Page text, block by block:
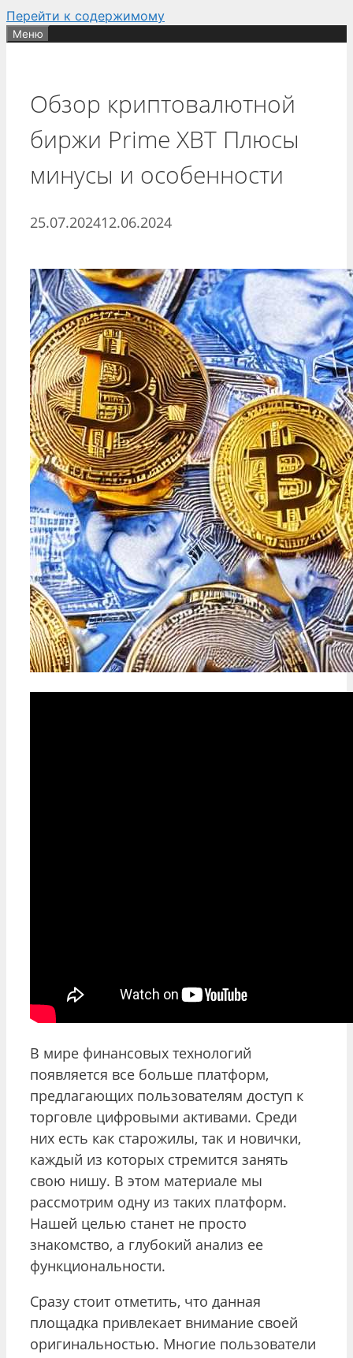
Перейти к содержимому
Меню
Обзор криптовалютной
биржи Prime XBT Плюсы
минусы и особенности
25.07.202412.06.2024
В мире финансовых технологий
появляется все больше платформ,
предлагающих пользователям доступ к
торговле цифровыми активами. Среди
них есть как старожилы, так и новички,
каждый из которых стремится занять
свою нишу. В этом материале мы
рассмотрим одну из таких платформ.
Нашей целью станет не просто
знакомство, а глубокий анализ ее
функциональности.
Сразу стоит отметить, что данная
площадка привлекает внимание своей
оригинальностью. Многие пользователи